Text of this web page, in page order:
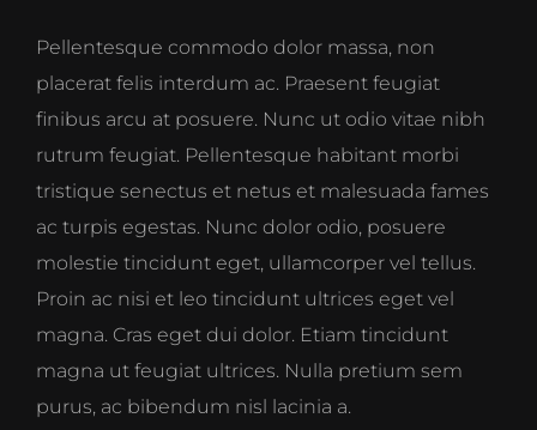
Pellentesque commodo dolor massa, non
placerat felis interdum ac. Praesent feugiat
finibus arcu at posuere. Nunc ut odio vitae nibh
rutrum feugiat. Pellentesque habitant morbi
tristique senectus et netus et malesuada fames
ac turpis egestas. Nunc dolor odio, posuere
molestie tincidunt eget, ullamcorper vel tellus.
Proin ac nisi et leo tincidunt ultrices eget vel
magna. Cras eget dui dolor. Etiam tincidunt
magna ut feugiat ultrices. Nulla pretium sem
purus, ac bibendum nisl lacinia a.